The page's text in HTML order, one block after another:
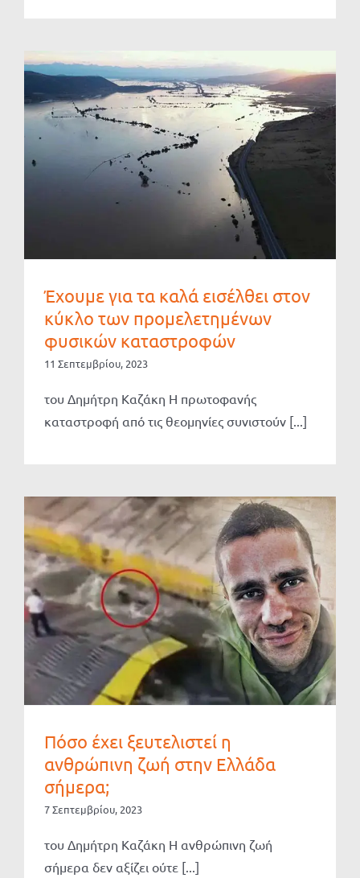
Έχουμε για τα καλά εισέλθει στον
κύκλο των προμελετημένων
φυσικών καταστροφών
11 Σεπτεμβρίου, 2023
του Δημήτρη Καζάκη Η πρωτοφανής
καταστροφή από τις θεομηνίες συνιστούν [...]
Πόσο έχει ξευτελιστεί η
ανθρώπινη ζωή στην Ελλάδα
σήμερα;
7 Σεπτεμβρίου, 2023
του Δημήτρη Καζάκη Η ανθρώπινη ζωή
σήμερα δεν αξίζει ούτε [...]